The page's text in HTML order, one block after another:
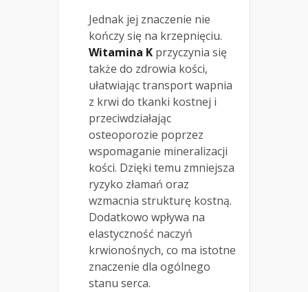
Jednak jej znaczenie nie
kończy się na krzepnięciu.
Witamina K przyczynia się
także do zdrowia kości,
ułatwiając transport wapnia
z krwi do tkanki kostnej i
przeciwdziałając
osteoporozie poprzez
wspomaganie mineralizacji
kości. Dzięki temu zmniejsza
ryzyko złamań oraz
wzmacnia strukturę kostną.
Dodatkowo wpływa na
elastyczność naczyń
krwionośnych, co ma istotne
znaczenie dla ogólnego
stanu serca.